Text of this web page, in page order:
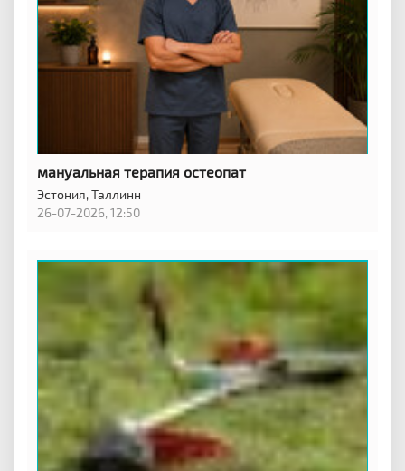
мануальная терапия остеопат
Эстония,Таллинн
26-07-2026, 12:50